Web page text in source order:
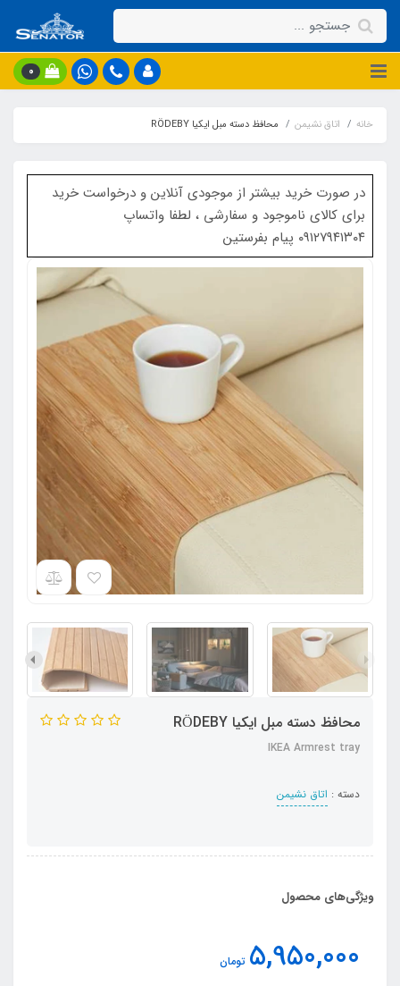
0
خانه اتاق نشیمن محافظ دسته مبل ایکیا RÖDEBY
در صورت خرید بیشتر از موجودی آنلاین و درخواست خرید
برای کالای ناموجود و سفارشی ، لطفا واتساپ
۰۹۱۲۷۹۴۱۳۰۴ پیام بفرستین
محافظ دسته مبل ایکیا RÖDEBY
IKEA Armrest tray
دسته : اتاق نشیمن
ویژگی‌های محصول
5,950,000 تومان